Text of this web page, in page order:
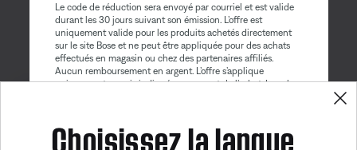
Avis sur les témoins
Conditions générales de vente
Conditions d'utilisation
Déclaration sur l’esclavage contemporain
Le code de réduction sera envoyé par courriel et est valide
durant les 30 jours suivant son émission. L’offre est
uniquement valide pour les produits achetés directement
sur le site Bose et ne peut être appliquée pour des achats
effectués en magasin ou chez des partenaires affiliés.
Aucun remboursement en argent. L’offre s’applique
uniquement au prix indiqué au moment de l’achat. La valeur
complète des conditions générales. Cette offre peut être
modifiée sans préavis. Vous pouvez vous désinscrire de
Choisissez la langue